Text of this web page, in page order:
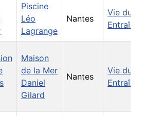
Piscine
Léo
Lagrange
Nantes
Vie du
Maison
de la Mer
Daniel
Gilard
Nantes
Vie du